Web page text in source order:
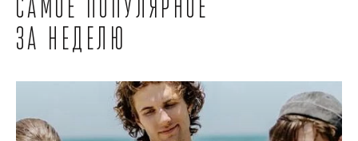
Самое популярное
за неделю